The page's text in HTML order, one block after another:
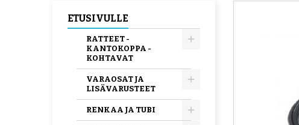
ETUSIVULLE
RATTEET -
KANTOKOPPA -
KOHTAVAT
VARAOSAT JA
LISÄVARUSTEET
RENKAA JA TUBI